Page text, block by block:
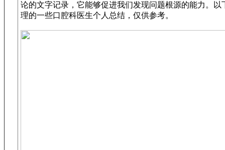
论的文字记录，它能够促进我们发现问题根源的能力。以
理的一些口腔科医生个人总结，仅供参考。